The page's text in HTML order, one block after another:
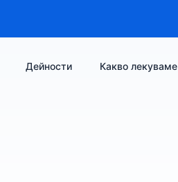
Дейности Какво лекуваме